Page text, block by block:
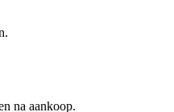
na aankoop.